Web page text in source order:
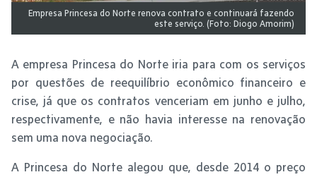
Empresa Princesa do Norte renova contrato e continuará fazendo
este serviço. (Foto: Diogo Amorim)
A empresa Princesa do Norte iria para com os serviços
por questões de reequilíbrio econômico financeiro e
crise, já que os contratos venceriam em junho e julho,
respectivamente, e não havia interesse na renovação
sem uma nova negociação.
A Princesa do Norte alegou que, desde 2014 o preço